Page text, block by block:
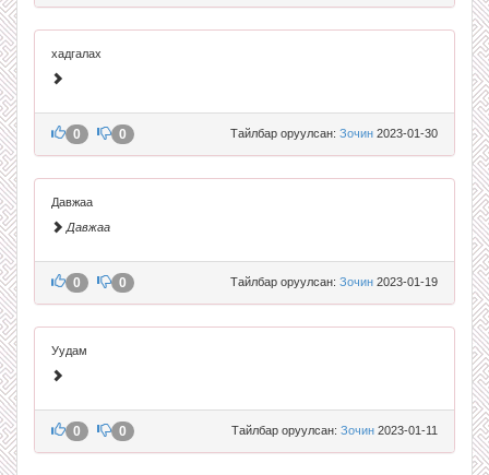
хадгалах
Тайлбар оруулсан: Зочин 2023-01-30
0 0
Давжаа
Давжаа
Тайлбар оруулсан: Зочин 2023-01-19
0 0
Уудам
Тайлбар оруулсан: Зочин 2023-01-11
0 0